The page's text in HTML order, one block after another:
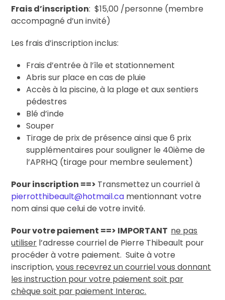
Frais d’inscription: $15,00 /personne (membre
accompagné d’un invité)
Les frais d’inscription inclus:
Frais d’entrée à l’île et stationnement
Abris sur place en cas de pluie
Accès à la piscine, à la plage et aux sentiers
pédestres
Blé d’inde
Souper
Tirage de prix de présence ainsi que 6 prix
supplémentaires pour souligner le 40ième de
l’APRHQ (tirage pour membre seulement)
Pour inscription ==> Transmettez un courriel à
pierrotthibeault@hotmail.ca mentionnant votre
nom ainsi que celui de votre invité.
Pour votre paiement ==> IMPORTANT ne pas
utiliser l’adresse courriel de Pierre Thibeault pour
procéder à votre paiement. Suite à votre
inscription,vous recevrez un courriel vous donnant
les instruction pour votre paiement soit par
chèque soit par paiement Interac.